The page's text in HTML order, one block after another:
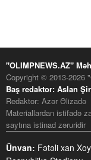
"OLIMPNEWS.AZ"
Copyright © 2013-2026
Baş redaktor: Aslan
Redaktor: Azər Əlizadə
Materiallardan istifadə
saytına istinad zəruridir
Ünvan: Fətəli xan